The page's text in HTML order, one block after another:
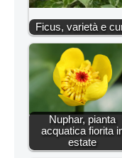
Ficus, varietà e
Nuphar, pianta
acquatica fiorita
estate